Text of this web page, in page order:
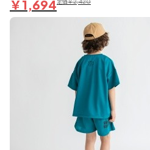
￥1,694 ￥2,420